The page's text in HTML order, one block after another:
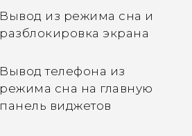
Почему не получается
многопальцевые жесты в
приложениях?
Вывод из режима сна и
разблокировка экрана
Вывод телефона из
режима сна на главную
панель виджетов